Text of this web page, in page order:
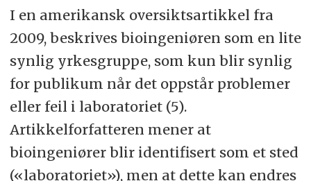
generelt.
Resultat.I alt 21 besvarte
spørreskjemaet, noe som gir en
svarprosent på 77,8 %. Studien viser at
forskningsområder innen
kategoriene preanalyse og analytisk
var høyt rangerte. Dette omfatter
questionnaire was distributed to 27
medical biochemistry laboratories.
By using a Likert scale, the
respondents graded the importance
of the 33 areas related to the patient,
collaboration with colleagues and
biomedical science in generally,
respectively.
I en amerikansk oversiktsartikkel fra
2009, beskrives bioingeniøren som en lite
synlig yrkesgruppe, som kun blir synlig
for publikum når det oppstår problemer
eller feil i laboratoriet (5).
Artikkelforfatteren mener at
bioingeniører blir identifisert som et sted
(«laboratoriet»), men at dette kan endres